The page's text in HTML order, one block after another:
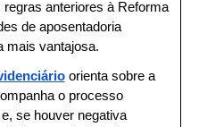
anteriores à Reforma
de aposentadoria
mais vantajosa.
orienta sobre a
o processo
se houver negativa